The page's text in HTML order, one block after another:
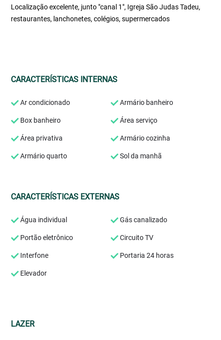
Localização excelente, junto "canal 1", Igreja São Judas Tadeu,
restaurantes, lanchonetes, colégios, supermercados
CARACTERÍSTICAS INTERNAS
Ar condicionado Armário banheiro
Box banheiro Área serviço
Área privativa Armário cozinha
Armário quarto Sol da manhã
CARACTERÍSTICAS EXTERNAS
Água individual Gás canalizado
Portão eletrônico Circuito TV
Interfone Portaria 24 horas
Elevador
LAZER